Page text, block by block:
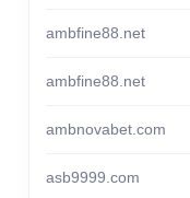
ambfine88.net
ambfine88.net
ambnovabet.com
asb9999.com